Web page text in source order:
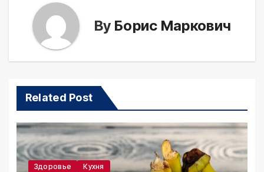
By Борис Маркович
Related Post
Здоровье Кухня